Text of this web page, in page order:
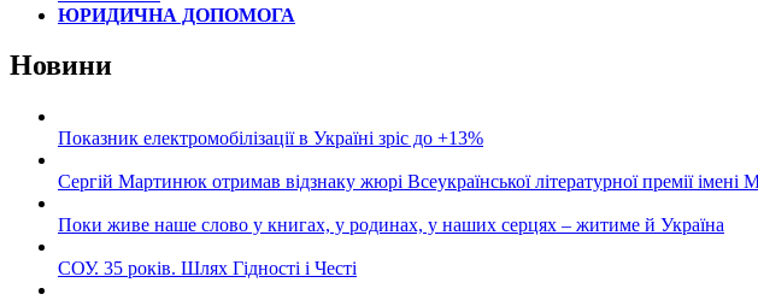
ЮРИДИЧНА ДОПОМОГА
Новини
Показник електромобілізації в Україні зріс до +13%
Сергій Мартинюк отримав відзнаку жюрі Всеукраїнської літературної премії
Поки живе наше слово у книгах, у родинах, у наших серцях – житиме й Україна
СОУ. 35 років. Шлях Гідності і Честі